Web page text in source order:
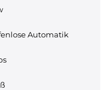
Automatik